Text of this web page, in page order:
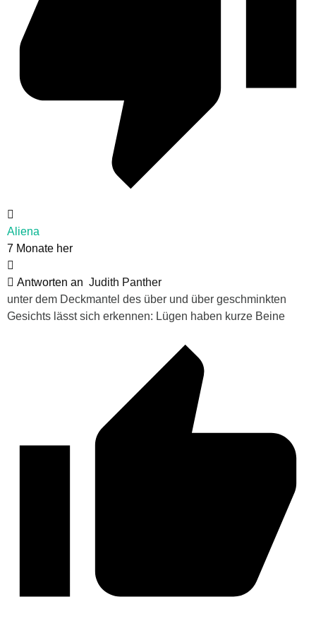
Aliena
7 Monate her
Antworten an Judith Panther
unter dem Deckmantel des über und über geschminkten
Gesichts lässt sich erkennen: Lügen haben kurze Beine